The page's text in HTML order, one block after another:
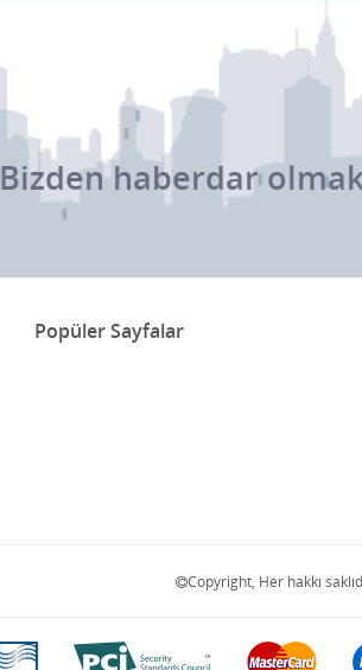
Bizden haberdar
Popüler Sayfalar
Copyright, Her hakkı